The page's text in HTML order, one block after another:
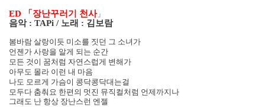
ED 「장난꾸러기 천사」
음악 : TAPi / 노래 : 김보람
봄바람 살랑이듯 미소를 짓던 그 소녀가
언젠가 사랑을 알게 되는 순간
모든 것이 꿈처럼 자연스럽게 변해가
아무도 몰라 이런 내 마음
나도 모르게 가슴이 콩닥콩닥대는걸
모두다 춤춰요 한편의 멋진 뮤직컬처럼 언제까지나
그래도 난 항상 장난스런 엔젤